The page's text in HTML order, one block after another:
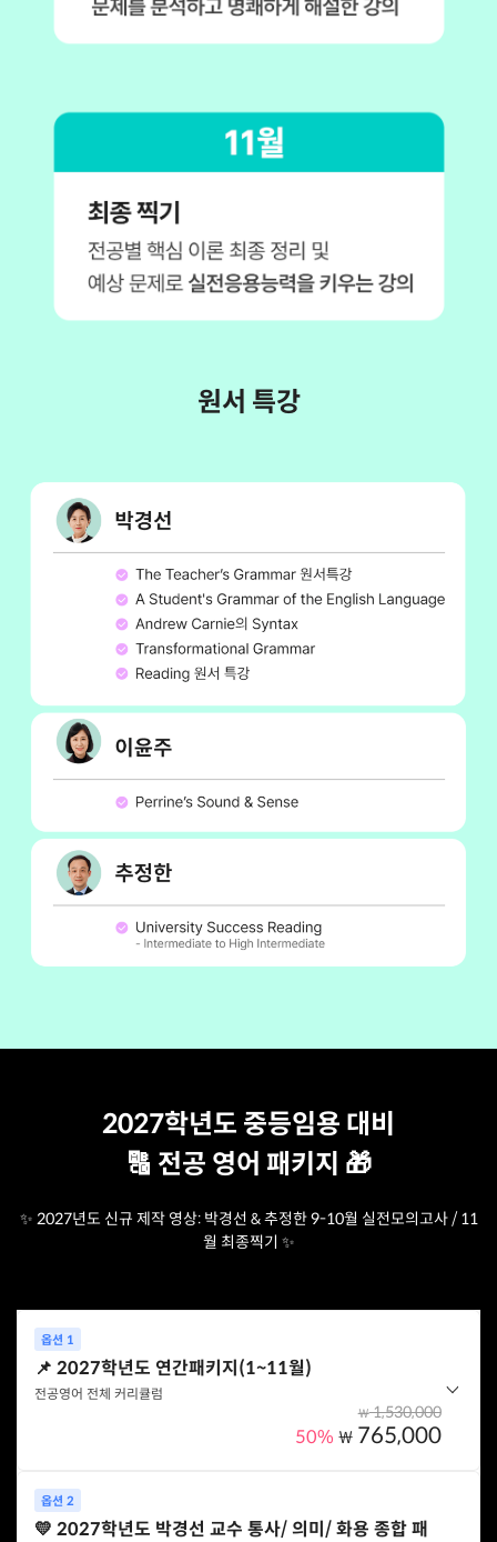
원서 특강
2027학년도 중등임용 대비
🔠 전공 영어 패키지 🎁
✨ 2027년도 신규 제작 영상: 박경선 & 추정한 9-10월 실전모의고사 / 11
월 최종찍기 ✨
옵션 1
📌 2027학년도 연간패키지(1~11월)
전공영어 전체 커리큘럼
₩1,530,000
50% ₩765,000
지입니다.
옵션 2
💛 2027학년도 박경선 교수 통사/ 의미/ 화용 종합 패